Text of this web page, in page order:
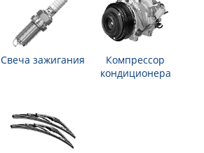
Свеча зажигания
Компрессор
кондиционера